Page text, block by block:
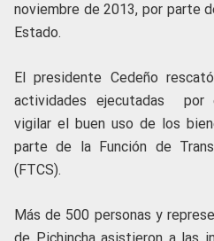
noviembre de 2013, por parte
Estado.
El presidente Cedeño
actividades ejecutadas por
vigilar el buen uso de los
parte de la Función de
(FTCS).
Más de 500 personas y